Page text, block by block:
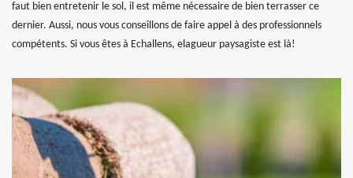
faut bien entretenir le sol, il est même nécessaire de bien terrasser ce
dernier. Aussi, nous vous conseillons de faire appel à des professionnels
compétents. Si vous êtes à Echallens, elagueur paysagiste est là!